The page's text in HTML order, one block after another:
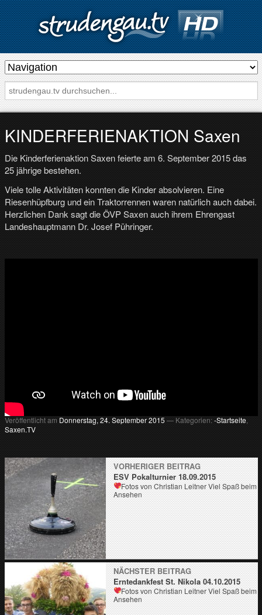
s
t
r
u
d
e
n
g
a
u
.
v
d
r
R
e
i
o
n
KINDERFERIENAKTION Saxen
Die Kinderferienaktion Saxen feierte am 6. September 2015 das
25 jährige bestehen.
Viele tolle Aktivitäten konnten die Kinder absolvieren. Eine
Riesenhüpfburg und ein Traktorrennen waren natürlich auch dabei.
Herzlichen Dank sagt die ÖVP Saxen auch ihrem Ehrengast
Landeshauptmann Dr. Josef Pühringer.
Veröffentlicht am Donnerstag, 24. September 2015 — Kategorien:-Startseite,
Saxen.TV
VORHERIGER BEITRAG
ESV Pokalturnier 18.09.2015
Fotos von Christian LeitnerViel Spaß beim
Ansehen
NÄCHSTER BEITRAG
Erntedankfest St. Nikola 04.10.2015
Fotos von Christian LeitnerViel Spaß beim
Ansehen